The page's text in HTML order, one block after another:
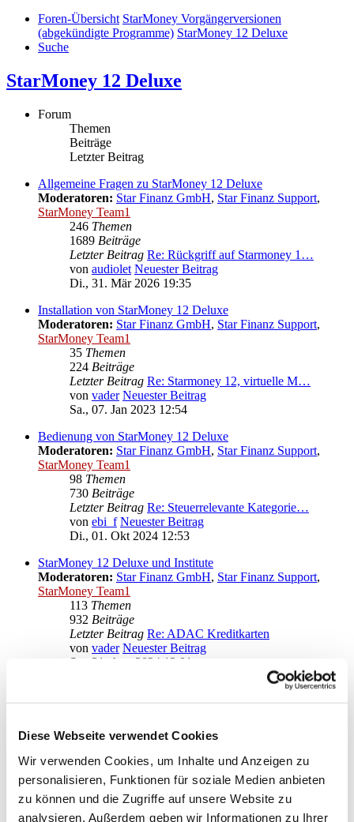
Diese Webseite verwendet Cookies
Wir verwenden Cookies, um Inhalte und Anzeigen zu
personalisieren, Funktionen für soziale Medien anbieten
zu können und die Zugriffe auf unsere Website zu
analysieren. Außerdem geben wir Informationen zu Ihrer
Foren-Übersicht StarMoney Vorgängerversionen
(abgekündigte Programme) StarMoney 12 Deluxe
Suche
StarMoney 12 Deluxe
Forum
Themen
Beiträge
Letzter Beitrag
Allgemeine Fragen zu StarMoney 12 Deluxe
Moderatoren: Star Finanz GmbH, Star Finanz Support,
StarMoney Team1
246 Themen
1689 Beiträge
Letzter Beitrag Re: Rückgriff auf Starmoney 1…
von audiolet Neuester Beitrag
Di., 31. Mär 2026 19:35
Installation von StarMoney 12 Deluxe
Moderatoren: Star Finanz GmbH, Star Finanz Support,
StarMoney Team1
35 Themen
224 Beiträge
Letzter Beitrag Re: Starmoney 12, virtuelle M…
von vader Neuester Beitrag
Sa., 07. Jan 2023 12:54
Bedienung von StarMoney 12 Deluxe
Moderatoren: Star Finanz GmbH, Star Finanz Support,
StarMoney Team1
98 Themen
730 Beiträge
Letzter Beitrag Re: Steuerrelevante Kategorie…
von ebi_f Neuester Beitrag
Di., 01. Okt 2024 12:53
StarMoney 12 Deluxe und Institute
Moderatoren: Star Finanz GmbH, Star Finanz Support,
StarMoney Team1
113 Themen
932 Beiträge
Letzter Beitrag Re: ADAC Kreditkarten
von vader Neuester Beitrag
Sa., 31. Aug 2024 13:01
Anregungen und Wünsche zu StarMoney 12 Deluxe
Moderatoren: Star Finanz GmbH,Star Finanz Support,
Gehe zu
Star Finanz GmbH
↳ Ankündigungen der Star Finanz GmbH
↳ Inhalte OnlineUpdates (Produktaktualisierungen)